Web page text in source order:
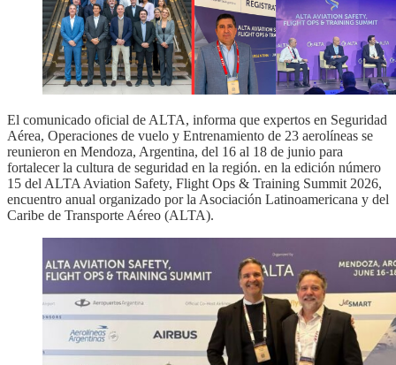
El comunicado oficial de ALTA, informa que expertos en Seguridad
Aérea, Operaciones de vuelo y Entrenamiento de 23 aerolíneas se
reunieron en Mendoza, Argentina, del 16 al 18 de junio para
fortalecer la cultura de seguridad en la región. en la edición número
15 del ALTA Aviation Safety, Flight Ops & Training Summit 2026,
encuentro anual organizado por la Asociación Latinoamericana y del
Caribe de Transporte Aéreo (ALTA).